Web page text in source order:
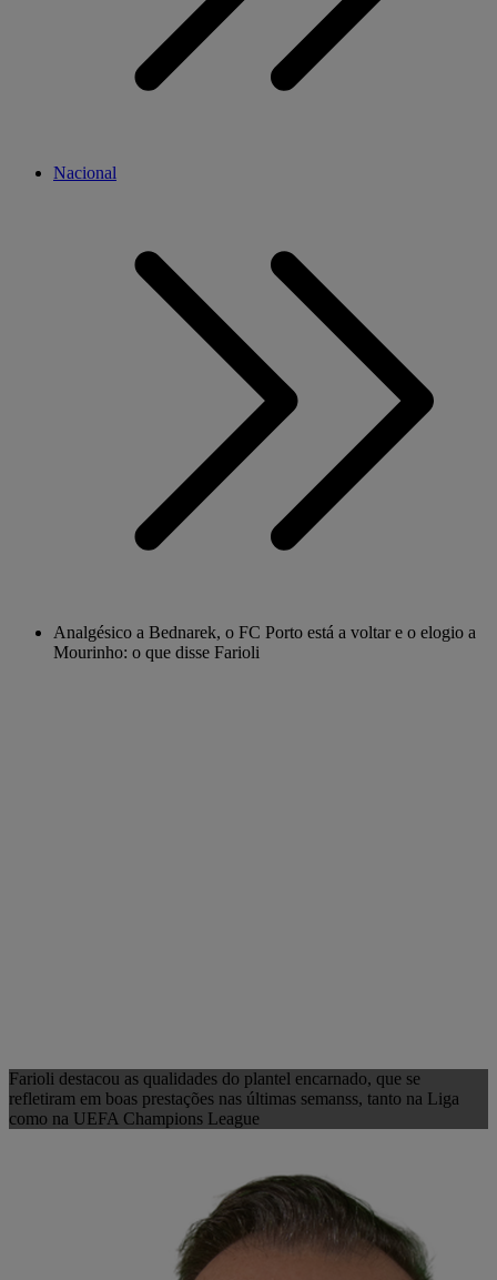
Nacional
Analgésico a Bednarek, o FC Porto está a voltar e o elogio a
Mourinho: o que disse Farioli
Farioli destacou as qualidades do plantel encarnado, que se
refletiram em boas prestações nas últimas semanss, tanto na Liga
como na UEFA Champions League